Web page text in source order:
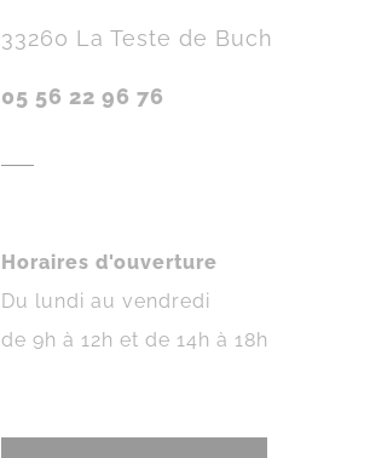
33260 La Teste de Buch
05 56 22 96 76
Horaires d'ouverture
Du lundi au vendredi
de 9h à 12h et de 14h à 18h